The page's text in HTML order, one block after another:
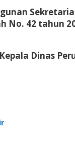
42 tahun
Dinas